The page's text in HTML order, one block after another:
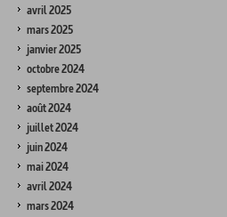
avril 2025
mars 2025
janvier 2025
octobre 2024
septembre 2024
août 2024
juillet 2024
juin 2024
mai 2024
avril 2024
mars 2024